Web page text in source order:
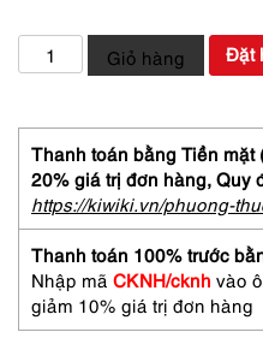
5297-
Túi
chéo/
đeo
vải-
PIERRE
BALMAIN
leather
crossbody
bag-
Đã
Giỏ hàng Đặt
Thanh toán bằng Tiền mặt
20% giá trị đơn hàng, Quy
https://kiwiki.vn/phuong-
Thanh toán 100% trước
Nhập mã CKNH/cknh vào
giảm 10% giá trị đơn hàng